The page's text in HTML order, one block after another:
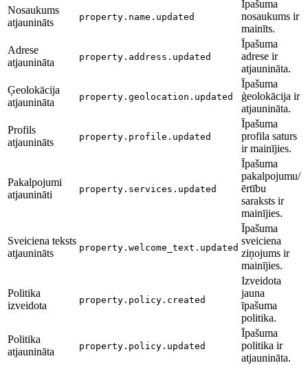
Nosaukums
atjaunināts
property.name.updated
Īpašuma
nosaukums ir
mainīts.
Adrese
atjaunināta
property.address.updated
Īpašuma
adrese ir
atjaunināta.
Ģeolokācija
atjaunināta
property.geolocation.updated
Īpašuma
ģeolokācija ir
atjaunināta.
Profils
atjaunināts
property.profile.updated
Īpašuma
profila saturs
ir mainījies.
Pakalpojumi
atjaunināti
property.services.updated
Īpašuma
pakalpojumu/
ērtību
saraksts ir
mainījies.
Sveiciena teksts
atjaunināts
property.welcome_text.updated
Īpašuma
sveiciena
ziņojums ir
mainījies.
Politika
izveidota
property.policy.created
Izveidota
jauna
īpašuma
politika.
Politika
atjaunināta
property.policy.updated
Īpašuma
politika ir
atjaunināta.